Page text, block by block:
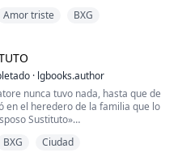
cae en la ruina a causa de malas
Deneb y ...
Amor triste BXG
· lgbooks.author
nunca tuvo nada, hasta que de
en el heredero de la familia que lo
Sustituto»
que a llevar la vida miserable que le
BXG Ciudad